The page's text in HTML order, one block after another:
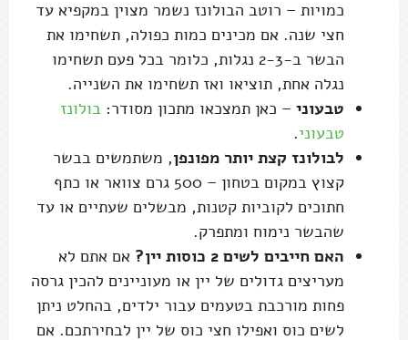
לבולונז קצת יותר מפונפן, משתמשים בבשר
קצוץ במקום בטחון – 500 גרם צוואר או כתף
חתוכים לקוביות קטנות, מבשלים שעתיים או עד
שהבשר נימוח ומתפרק.
האם חייבים לשים 2 כוסות יין?
אם אתם לא
מעריצים גדולים של יין או מעוניינים להכין גרסה
פחות מורכבת בטעמים עבור ילדים, בהחלט ניתן
לשים כוס ואפילו חצי כוס של יין לבחירתכם. אם
בוחרים להוריד את היין מהמתכון – תחליפו אותו
ב-1/2 כוס מים שתוסיפו אחרי שלב ריכוך
הירקות. תביאו לרתיחה, תערבבו היטב ואז
תוסיפו את העגבניות.